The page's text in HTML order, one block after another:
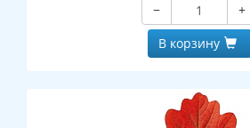
−
+
В корзину